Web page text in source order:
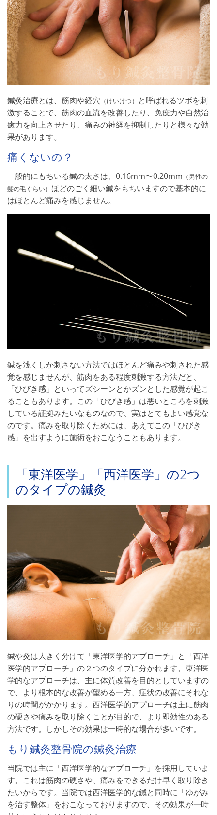
鍼灸治療とは、筋肉や経穴 （けいけつ） と呼ばれるツボを刺
激することで、筋肉の血流を改善したり、免疫力や自然治
癒力を向上させたり、痛みの神経を抑制したりと様々な効
果があります。
痛くないの？
一般的にもちいる鍼の太さは、0.16mm〜0.20mm （男性の
髪の毛ぐらい） ほどのごく細い鍼をもちいますので基本的に
はほとんど痛みを感じません。
鍼を浅くしか刺さない方法ではほとんど痛みや刺された感
覚を感じませんが、筋肉をある程度刺激する方法だと、
「ひびき感」といってズシーンとかズンとした感覚が起こ
ることもあります。この「ひびき感」は悪いところを刺激
している証拠みたいなものなので、実はとてもよい感覚な
のです。痛みを取り除くためには、あえてこの「ひびき
感」を出すように施術をおこなうこともあります。
「東洋医学」「西洋医学」の2つ
のタイプの鍼灸
鍼や灸は大きく分けて「東洋医学的アプローチ」と「西洋
医学的アプローチ」の２つのタイプに分かれます。東洋医
学的なアプローチは、主に体質改善を目的としていますの
で、より根本的な改善が望める一方、症状の改善にそれな
りの時間がかかります。西洋医学的アプローチは主に筋肉
の硬さや痛みを取り除くことが目的で、より即効性のある
方法です。しかしその効果は一時的な場合が多いです。
もり鍼灸整骨院の鍼灸治療
当院では主に「西洋医学的なアプローチ」を採用していま
す。これは筋肉の硬さや、痛みをできるだけ早く取り除き
たいからです。当院では西洋医学的な鍼と同時に「ゆがみ
を治す整体」をおこなっておりますので、その効果が一時